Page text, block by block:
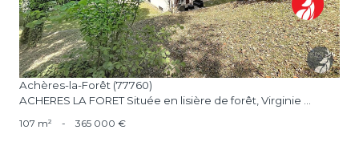
Achères-la-Forêt (77760)
ACHERES LA FORET Située en lisière de forêt, Virginie ...
107 m² - 365 000 €